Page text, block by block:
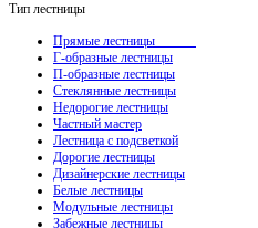
Тип лестницы
Прямые лестницы
Г-образные лестницы
П-образные лестницы
Стеклянные лестницы
Недорогие лестницы
Частный мастер
Лестница с подсветкой
Дорогие лестницы
Дизайнерские лестницы
Белые лестницы
Модульные лестницы
Забежные лестницы